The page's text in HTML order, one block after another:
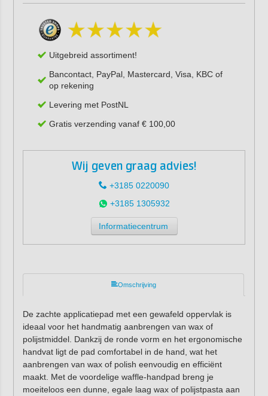
Uitgebreid assortiment!
Bancontact, PayPal, Mastercard, Visa, KBC of
op rekening
Levering met PostNL
Gratis verzending vanaf € 100,00
Wij geven graag advies!
+3185 0220090
+3185 1305932
Informatiecentrum
Omschrijving
De zachte applicatiepad met een gewafeld oppervlak is
ideaal voor het handmatig aanbrengen van wax of
polijstmiddel. Dankzij de ronde vorm en het ergonomische
handvat ligt de pad comfortabel in de hand, wat het
aanbrengen van wax of polish eenvoudig en efficiënt
maakt. Met de voordelige waffle-handpad breng je
moeiteloos een dunne, egale laag wax of polijstpasta aan